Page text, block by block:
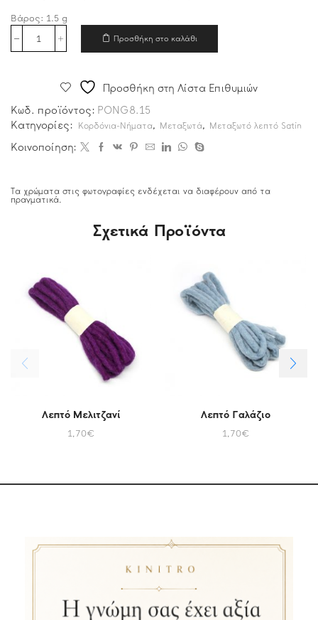
Βάρος: 1.5 g
Προσθήκη στο καλάθι
Προσθήκη στη Λίστα Επιθυμιών
Κωδ. προϊόντος: PONG8.15
Κατηγορίες:
Κορδόνια-Νήματα, Μεταξωτά, Μεταξωτό λεπτό Satin
Κοινοποίηση:
Τα χρώματα στις φωτογραφίες ενδέχεται να διαφέρουν από τα
πραγματικά.
Σχετικά Προϊόντα
Λεπτό Μελιτζανί
1,70€
Λεπτό Γαλάζιο
1,70€